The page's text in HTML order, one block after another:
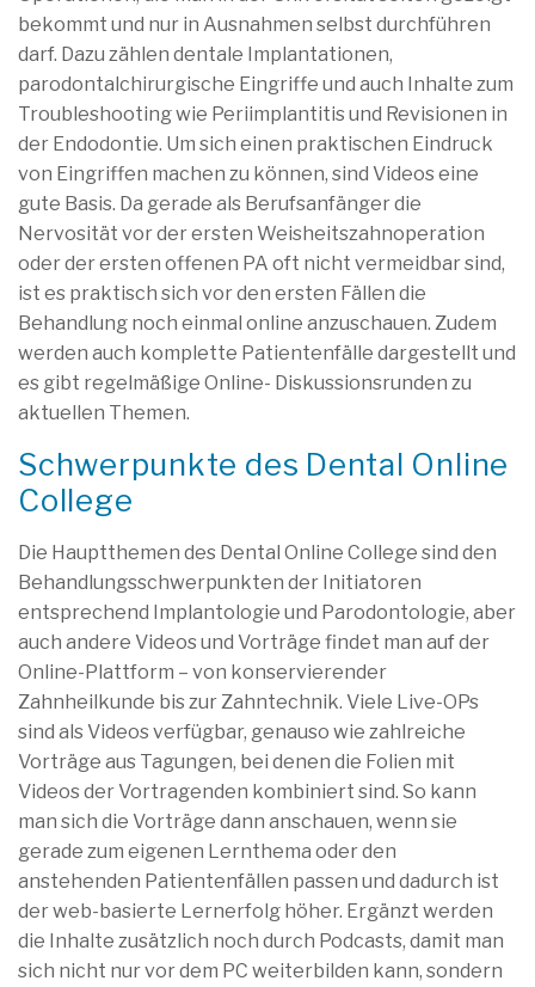
bekommt und nur in Ausnahmen selbst durchführen
darf. Dazu zählen dentale Implantationen,
parodontalchirurgische Eingriffe und auch Inhalte zum
Troubleshooting wie Periimplantitis und Revisionen in
der Endodontie. Um sich einen praktischen Eindruck
von Eingriffen machen zu können, sind Videos eine
gute Basis. Da gerade als Berufsanfänger die
Nervosität vor der ersten Weisheitszahnoperation
oder der ersten offenen PA oft nicht vermeidbar sind,
ist es praktisch sich vor den ersten Fällen die
Behandlung noch einmal online anzuschauen. Zudem
werden auch komplette Patientenfälle dargestellt und
es gibt regelmäßige Online- Diskussionsrunden zu
aktuellen Themen.
Schwerpunkte des Dental Online
College
Die Hauptthemen des Dental Online College sind den
Behandlungsschwerpunkten der Initiatoren
entsprechend Implantologie und Parodontologie, aber
auch andere Videos und Vorträge findet man auf der
Online-Plattform – von konservierender
Zahnheilkunde bis zur Zahntechnik. Viele Live-OPs
sind als Videos verfügbar, genauso wie zahlreiche
Vorträge aus Tagungen, bei denen die Folien mit
Videos der Vortragenden kombiniert sind. So kann
man sich die Vorträge dann anschauen, wenn sie
gerade zum eigenen Lernthema oder den
anstehenden Patientenfällen passen und dadurch ist
der web-basierte Lernerfolg höher. Ergänzt werden
die Inhalte zusätzlich noch durch Podcasts, damit man
sich nicht nur vor dem PC weiterbilden kann, sondern